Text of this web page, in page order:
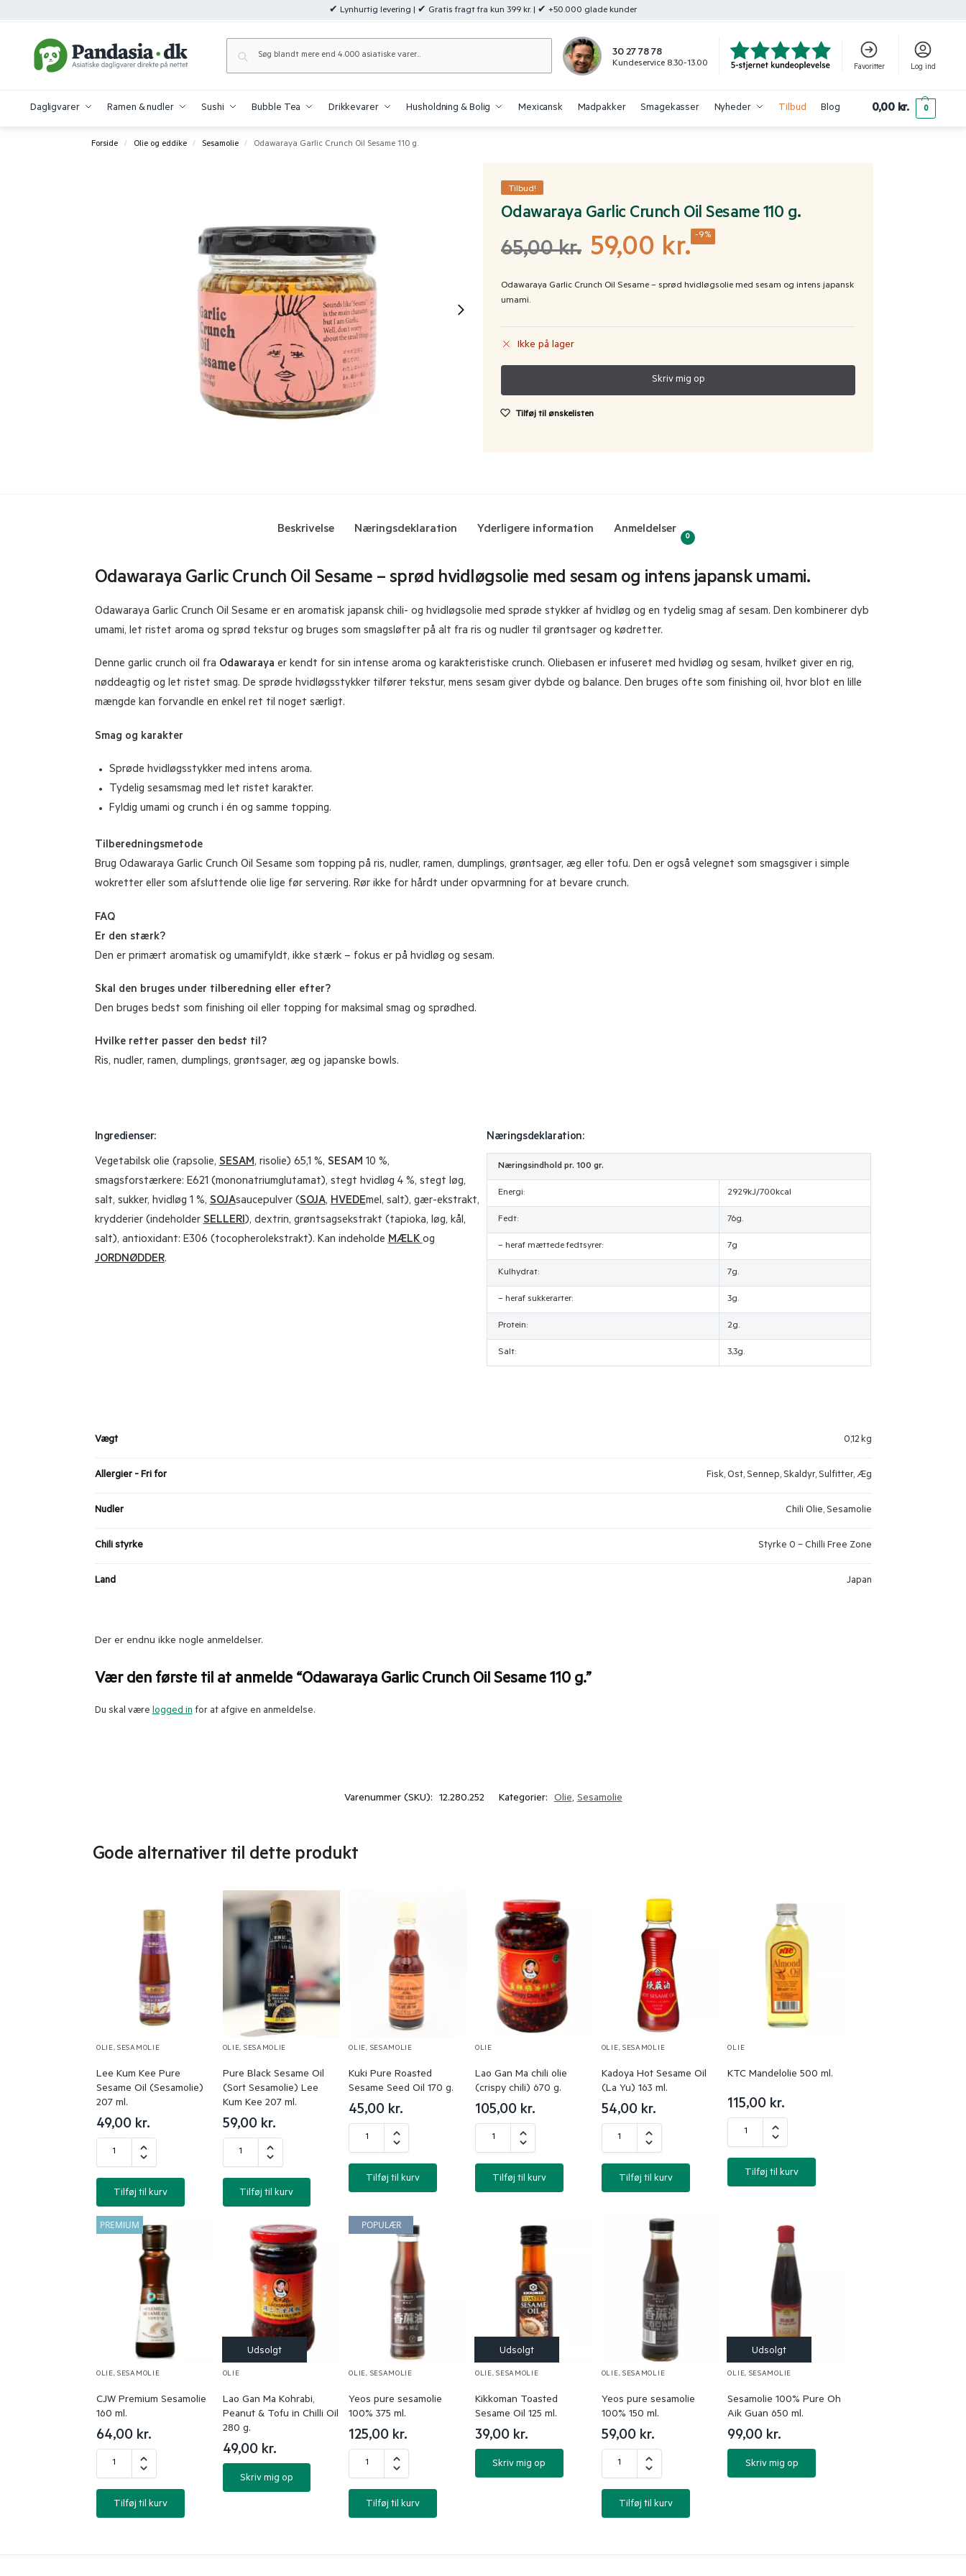
✔ Lynhurtig levering | ✔ Gratis fragt fra kun 399 kr. | ✔ +50.000 glade kunder
30 27 78 78
Kundeservice 8.30-13.00 Favoritter Log ind
Dagligvarer Ramen & nudler Sushi Bubble Tea Drikkevarer Husholdning & Bolig Mexicansk Madpakker Smagekasser Nyheder Tilbud Blog 0,00 kr. 0
Forside / Olie og eddike / Sesamolie / Odawaraya Garlic Crunch Oil Sesame 110 g.
Tilbud!
Odawaraya Garlic Crunch Oil Sesame 110 g.
65,00kr. 59,00 kr. -9%
Odawaraya Garlic Crunch Oil Sesame – sprød hvidløgsolie med sesam og intens japansk
umami.
Ikke på lager
Tilføj til ønskelisten
Beskrivelse Næringsdeklaration Yderligere information Anmeldelser
0
Odawaraya Garlic Crunch Oil Sesame – sprød hvidløgsolie med sesam og intens japansk umami.
Odawaraya Garlic Crunch Oil Sesame er en aromatisk japansk chili- og hvidløgsolie med sprøde stykker af hvidløg og en tydelig smag af sesam. Den kombinerer dyb
umami, let ristet aroma og sprød tekstur og bruges som smagsløfter på alt fra ris og nudler til grøntsager og kødretter.
Denne garlic crunch oil fra Odawaraya er kendt for sin intense aroma og karakteristiske crunch. Oliebasen er infuseret med hvidløg og sesam, hvilket giver en rig,
nøddeagtig og let ristet smag. De sprøde hvidløgsstykker tilfører tekstur, mens sesam giver dybde og balance. Den bruges ofte som finishing oil, hvor blot en lille
mængde kan forvandle en enkel ret til noget særligt.
Smag og karakter
Sprøde hvidløgsstykker med intens aroma.
Tydelig sesamsmag med let ristet karakter.
Fyldig umami og crunch i én og samme topping.
Tilberedningsmetode
Brug Odawaraya Garlic Crunch Oil Sesame som topping på ris, nudler, ramen, dumplings, grøntsager, æg eller tofu. Den er også velegnet som smagsgiver i simple
wokretter eller som afsluttende olie lige før servering. Rør ikke for hårdt under opvarmning for at bevare crunch.
FAQ
Er den stærk?
Den er primært aromatisk og umamifyldt, ikke stærk – fokus er på hvidløg og sesam.
Skal den bruges under tilberedning eller efter?
Den bruges bedst som finishing oil eller topping for maksimal smag og sprødhed.
Hvilke retter passer den bedst til?
Ris, nudler, ramen, dumplings, grøntsager, æg og japanske bowls.
Ingredienser:
Vegetabilsk olie (rapsolie,SESAM, risolie) 65,1 %, SESAM 10 %,
smagsforstærkere: E621 (mononatriumglutamat), stegt hvidløg 4 %, stegt løg,
salt, sukker, hvidløg 1 %,SOJAsaucepulver (SOJA,HVEDEmel, salt), gær-ekstrakt,
krydderier (indeholderSELLERI), dextrin, grøntsagsekstrakt (tapioka, løg, kål,
salt), antioxidant: E306 (tocopherolekstrakt). Kan indeholdeMÆLK og
JORDNØDDER.
Næringsdeklaration:
Næringsindhold pr. 100 gr.
Energi: 2929kJ/700kcal
Fedt: 76g.
– heraf mættede fedtsyrer: 7g
Kulhydrat: 7g.
– heraf sukkerarter: 3g.
Protein: 2g.
Salt: 3,3g.
Vægt 0,12 kg
Allergier - Fri for Fisk, Ost, Sennep, Skaldyr, Sulfitter, Æg
Nudler Chili Olie, Sesamolie
Chili styrke Styrke 0 – Chilli Free Zone
Land Japan
Der er endnu ikke nogle anmeldelser.
Vær den første til at anmelde “Odawaraya Garlic Crunch Oil Sesame 110 g.”
Du skal værelogged infor at afgive en anmeldelse.
Varenummer (SKU): 12.280.252 Kategorier: Olie,Sesamolie
Gode alternativer til dette produkt
OLIE,SESAMOLIE
Lee Kum Kee Pure
Sesame Oil (Sesamolie)
207 ml.
49,00 kr.
Tilføj til kurv
OLIE, SESAMOLIE
Pure Black Sesame Oil
(Sort Sesamolie) Lee
Kum Kee 207 ml.
59,00 kr.
Tilføj til kurv
OLIE, SESAMOLIE
Kuki Pure Roasted
Sesame Seed Oil 170 g.
45,00 kr.
Tilføj til kurv
OLIE
Lao Gan Ma chili olie
(crispy chili) 670 g.
105,00 kr.
Tilføj til kurv
OLIE, SESAMOLIE
Kadoya Hot Sesame Oil
(La Yu) 163 ml.
54,00 kr.
Tilføj til kurv
OLIE
KTC Mandelolie 500 ml.
115,00 kr.
Tilføj til kurv
PREMIUM
OLIE,SESAMOLIE
CJW Premium Sesamolie
160 ml.
64,00 kr.
Tilføj til kurv
OLIE
Lao Gan Ma Kohrabi,
Peanut & Tofu in Chilli Oil
280 g.
49,00 kr.
Skriv mig op
POPULÆR
OLIE, SESAMOLIE
Yeos pure sesamolie
100% 375 ml.
125,00 kr.
Tilføj til kurv
OLIE,SESAMOLIE
Kikkoman Toasted
Sesame Oil 125 ml.
39,00 kr.
Skriv mig op
OLIE, SESAMOLIE
Yeos pure sesamolie
100% 150 ml.
59,00 kr.
Tilføj til kurv
OLIE, SESAMOLIE
Sesamolie 100% Pure Oh
Aik Guan 650 ml.
99,00 kr.
Skriv mig op